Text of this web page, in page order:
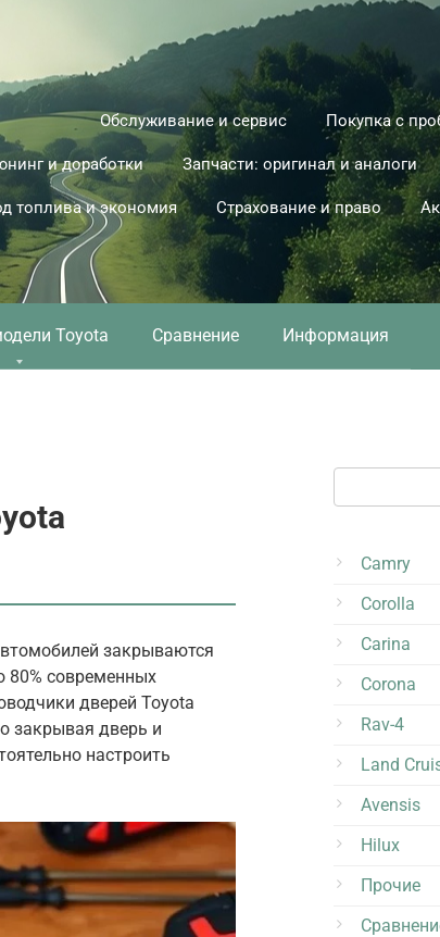
Обслуживание и сервис Покупка с
и доработки Запчасти: оригинал и аналоги
топлива и экономия Страхование и право
Toyota Сравнение Информация
закрываются
80% современных
дверей Toyota
закрывая дверь и
настроить
Camry
Corolla
Carina
Corona
Rav-4
Land
Avensis
Hilux
Прочие